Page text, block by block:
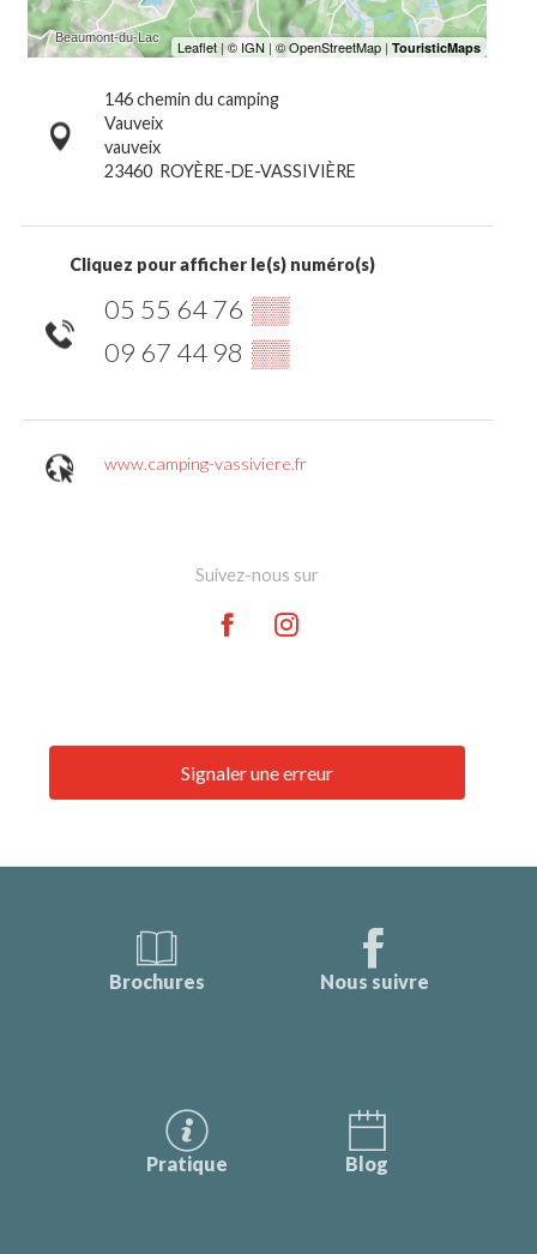
146 chemin du camping
Vauveix
vauveix
23460 ROYÈRE-DE-VASSIVIÈRE
Cliquez pour afficher le(s) numéro(s)
05 55 64 76 ▒▒
09 67 44 98 ▒▒
www.camping-vassiviere.fr
Suivez-nous sur
Signaler une erreur
Brochures Nous suivre
Pratique Blog